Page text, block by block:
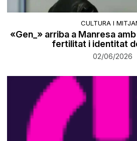
CULTURA I
«Gen_» arriba a Manresa
fertilitat i identitat
02/06/2026